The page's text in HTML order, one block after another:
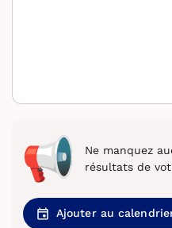
Ne manquez
résultats de
Ajouter au